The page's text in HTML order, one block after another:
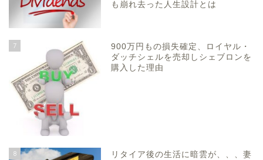
も崩れ去った人生設計とは
7
900万円もの損失確定、ロイヤル・
ダッチシェルを売却しシェブロンを
購入した理由
8
リタイア後の生活に暗雲が、、、妻